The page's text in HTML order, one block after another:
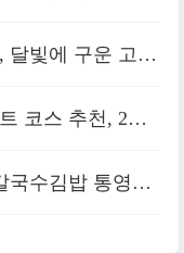
달빛에 구운 고등
코스 추천, 2산
국수김밥 통영루